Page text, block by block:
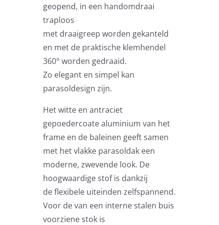
Parasolvoeten
Balkonklemmen
Beschermhoezen
Glatz Vita Collectie
Glatz parasoldoeken
Glatz stofstalen collectie Sampleboeken
geopend, in een handomdraai
traploos
met draaigreep worden gekanteld
en met de praktische klemhendel
360° worden gedraaid.
Zo elegant en simpel kan
parasoldesign zijn.
Het witte en antraciet
gepoedercoate aluminium van het
frame en de baleinen geeft samen
met het vlakke parasoldak een
moderne, zwevende look. De
hoogwaardige stof is dankzij
de flexibele uiteinden zelfspannend.
Voor de van een interne stalen buis
voorziene stok is